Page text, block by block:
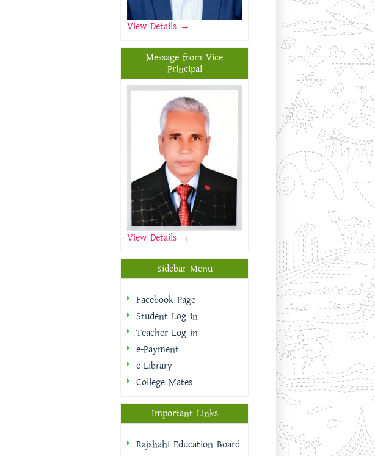
View Details →
Message from Vice
Principal
View Details →
Sidebar Menu
Facebook Page
Student Log in
Teacher Log in
e-Payment
e-Library
College Mates
Important Links
Rajshahi Education Board